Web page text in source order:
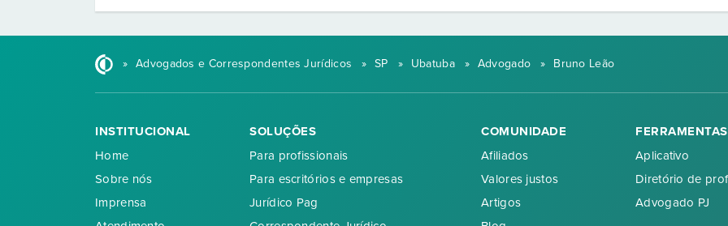
» Advogados e Correspondentes Jurídicos » SP » Ubatuba » Advogado » Bruno Leão
INSTITUCIONAL
Home
Sobre nós
Imprensa
SOLUÇÕES
Para profissionais
Para escritórios e empresas
Jurídico Pag
COMUNIDADE
Afiliados
Valores justos
Artigos
FERRAMENTAS
Aplicativo
Diretório de
Advogado PJ